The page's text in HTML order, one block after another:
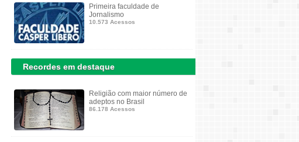
Primeira faculdade de
Jornalismo
10.573 Acessos
Recordes em destaque
Religião com maior número de
adeptos no Brasil
86.178 Acessos